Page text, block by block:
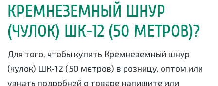
КРЕМНЕЗЕМНЫЙ ШНУР
(ЧУЛОК) ШК-12 (50 МЕТРОВ)?
Для того, чтобы купить Кремнеземный шнур
(чулок) ШК-12 (50 метров) в розницу, оптом или
узнать подробней о товаре напишите или